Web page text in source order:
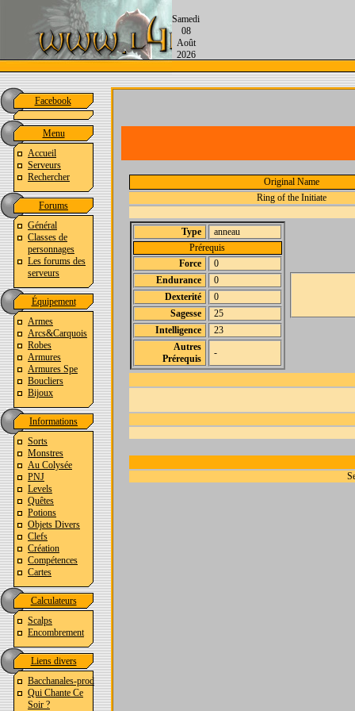
Samedi
08
Août
2026
Facebook
Menu
Accueil
Serveurs
Rechercher
Forums
Général
Classes de
personnages
Les forums des
serveurs
Équipement
Armes
Arcs&Carquois
Robes
Armures
Armures Spe
Boucliers
Bijoux
Informations
Sorts
Monstres
Au Colysée
PNJ
Levels
Quêtes
Potions
Objets Divers
Clefs
Création
Compétences
Cartes
Calculateurs
Scalps
Encombrement
Liens divers
Bacchanales-prod
Qui Chante Ce
Soir ?
Original Name
Ring of the Initiate
Type
anneau
Prérequis
Force
0
Endurance
0
Dexterité
0
Sagesse
25
Intelligence
23
Autres
Prérequis
-